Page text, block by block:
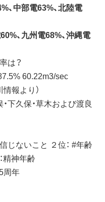
、中部電63%、北陸電
、九州電68%、沖縄電
は？
60.22m3/sec
報より）
・下久保・草木および渡良
じないこと ２位： #年齢
神年齢
周年